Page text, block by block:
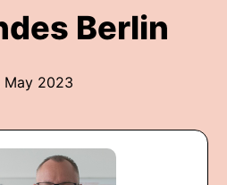
Berlin
May 2023